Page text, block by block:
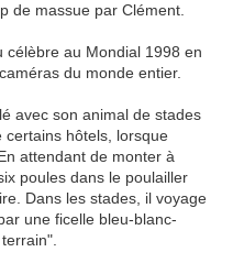
de massue par Clément.
célèbre au Mondial 1998 en
du monde entier.
avec son animal de stades
hôtels, lorsque
attendant de monter à
poules dans le poulailler
Dans les stades, il voyage
une ficelle bleu-blanc-